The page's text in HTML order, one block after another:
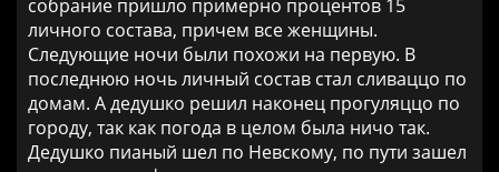
собрание пришло примерно процентов 15
личного состава, причем все женщины.
Следующие ночи были похожи на первую. В
последнюю ночь личный состав стал сливаццо по
домам. А дедушко решил наконец прогуляццо по
городу, так как погода в целом была ничо так.
Дедушко пианый шел по Невскому, по пути зашел